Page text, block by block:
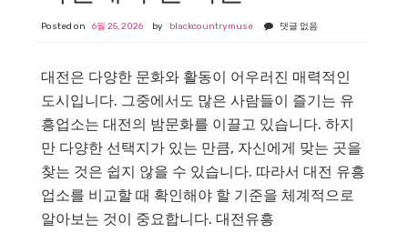
Posted on 6월 25, 2026 by blackcountrymuse 댓글 없음
대전은 다양한 문화와 활동이 어우러진 매력적인
도시입니다. 그중에서도 많은 사람들이 즐기는 유
흥업소는 대전의 밤문화를 이끌고 있습니다. 하지
만 다양한 선택지가 있는 만큼, 자신에게 맞는 곳을
찾는 것은 쉽지 않을 수 있습니다. 따라서 대전 유흥
업소를 비교할 때 확인해야 할 기준을 체계적으로
알아보는 것이 중요합니다. 대전유흥